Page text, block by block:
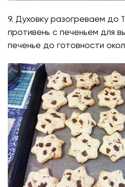
9. Духовку разогреваем до
противень с печеньем для
печенье до готовности